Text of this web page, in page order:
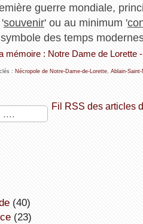
guerre mondiale,
'souvenir' ou au minimum '
des temps
mémoire : Notre Dame de Lorette
: Nécropole de Notre-Dame-de-Lorette, Ablain-
Fil RSS des articles
(40)
(23)